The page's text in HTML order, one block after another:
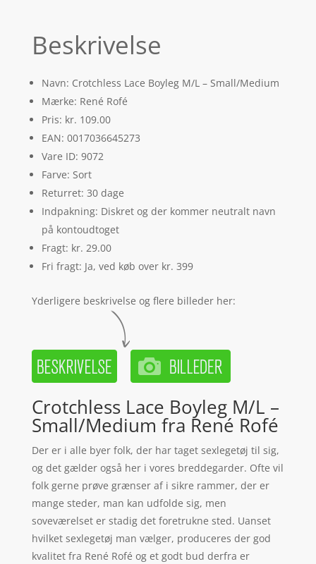
Beskrivelse
Navn: Crotchless Lace Boyleg M/L – Small/Medium
Mærke: René Rofé
Pris: kr. 109.00
EAN: 0017036645273
Vare ID: 9072
Farve: Sort
Returret: 30 dage
Indpakning: Diskret og der kommer neutralt navn
på kontoudtoget
Fragt: kr. 29.00
Fri fragt: Ja, ved køb over kr. 399
Yderligere beskrivelse og flere billeder her:
Crotchless Lace Boyleg M/L –
Small/Medium fra René Rofé
Der er i alle byer folk, der har taget sexlegetøj til sig,
og det gælder også her i vores breddegarder. Ofte vil
folk gerne prøve grænser af i sikre rammer, der er
mange steder, man kan udfolde sig, men
soveværelset er stadig det foretrukne sted. Uanset
hvilket sexlegetøj man vælger, produceres der god
kvalitet fra René Rofé og et godt bud derfra er